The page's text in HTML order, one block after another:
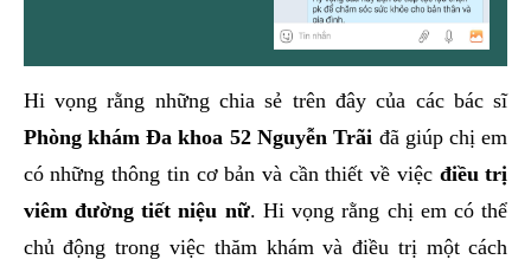
Hi vọng rằng những chia sẻ trên đây của các bác sĩ
Phòng khám Đa khoa 52 Nguyễn Trãi đã giúp chị em
có những thông tin cơ bản và cần thiết về việc điều trị
viêm đường tiết niệu nữ. Hi vọng rằng chị em có thể
chủ động trong việc thăm khám và điều trị một cách